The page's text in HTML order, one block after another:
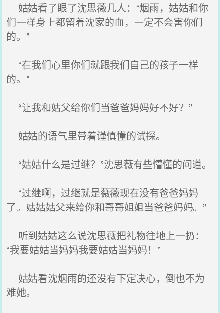
姑姑看了眼了沈思薇几人：“烟雨，姑姑和你
们一样身上都留着沈家的血，一定不会害你们
的。”
“在我们心里你们就跟我们自己的孩子一样
的。”
“让我和姑父给你们当爸爸妈妈好不好？”
姑姑的语气里带着谨慎懂的试探。
“姑姑什么是过继？”沈思薇有些懵懂的问道。
“过继啊，过继就是薇薇现在没有爸爸妈妈
了。姑姑姑父来给你和哥哥姐姐当爸爸妈妈。”
听到姑姑这么说沈思薇把礼物往地上一扔：
“我要姑姑当妈妈我要姑姑当妈妈！”
姑姑看沈烟雨的还没有下定决心，倒也不为
难她。